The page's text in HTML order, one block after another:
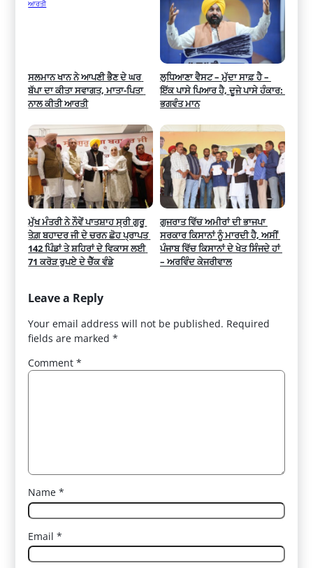
ਸਲਮਾਨ ਖਾਨ ਨੇ ਆਪਣੀ ਭੈਣ ਦੇ ਘਰ
ਬੱਪਾ ਦਾ ਕੀਤਾ ਸਵਾਗਤ, ਮਾਤਾ-ਪਿਤਾ
ਨਾਲ ਕੀਤੀ ਆਰਤੀ
ਲੁਧਿਆਣਾ ਵੈਸਟ – ਮੁੱਦਾ ਸਾਫ਼ ਹੈ –
ਇੱਕ ਪਾਸੇ ਪਿਆਰ ਹੈ, ਦੂਜੇ ਪਾਸੇ ਹੰਕਾਰ:
ਭਗਵੰਤ ਮਾਨ
ਮੁੱਖ ਮੰਤਰੀ ਨੇ ਨੌਵੇਂ ਪਾਤਸ਼ਾਹ ਸ੍ਰੀ ਗੁਰੂ
ਤੇਗ਼ ਬਹਾਦਰ ਜੀ ਦੇ ਚਰਨ ਛੋਹ ਪ੍ਰਾਪਤ
142 ਪਿੰਡਾਂ ਤੇ ਸ਼ਹਿਰਾਂ ਦੇ ਵਿਕਾਸ ਲਈ
71 ਕਰੋੜ ਰੁਪਏ ਦੇ ਚੈੱਕ ਵੰਡੇ
ਗੁਜਰਾਤ ਵਿੱਚ ਅਮੀਰਾਂ ਦੀ ਭਾਜਪਾ
ਸਰਕਾਰ ਕਿਸਾਨਾਂ ਨੂੰ ਮਾਰਦੀ ਹੈ, ਅਸੀਂ
ਪੰਜਾਬ ਵਿੱਚ ਕਿਸਾਨਾਂ ਦੇ ਖੇਤ ਸਿੰਜਦੇ ਹਾਂ
– ਅਰਵਿੰਦ ਕੇਜਰੀਵਾਲ
Leave a Reply
Your email address will not be published. Required
fields are marked*
Comment*
Name*
Email*